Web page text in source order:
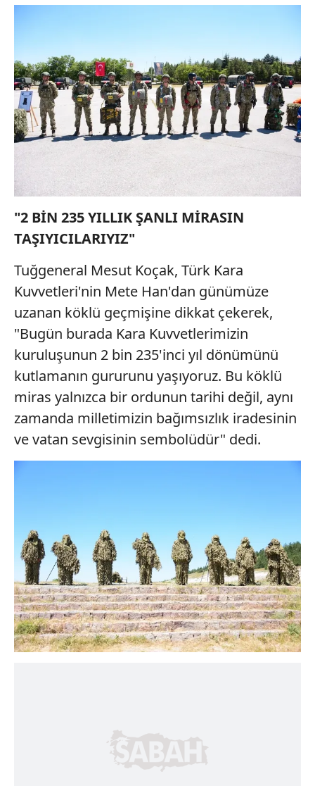
"2 BİN 235 YILLIK ŞANLI MİRASIN
TAŞIYICILARIYIZ"
Tuğgeneral Mesut Koçak, Türk Kara
Kuvvetleri'nin Mete Han'dan günümüze
uzanan köklü geçmişine dikkat çekerek,
"Bugün burada Kara Kuvvetlerimizin
kuruluşunun 2 bin 235'inci yıl dönümünü
kutlamanın gururunu yaşıyoruz. Bu köklü
miras yalnızca bir ordunun tarihi değil, aynı
zamanda milletimizin bağımsızlık iradesinin
ve vatan sevgisinin sembolüdür" dedi.